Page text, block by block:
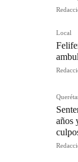
Local
años